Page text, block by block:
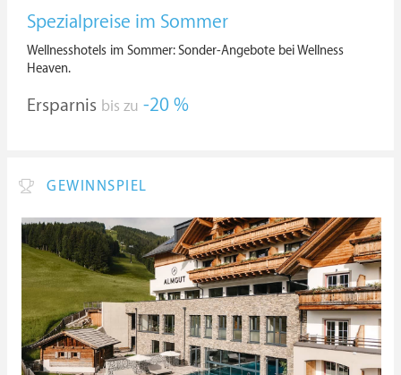
Spezialpreise im Sommer
Wellnesshotels im Sommer: Sonder-Angebote bei Wellness
Heaven.
Ersparnis bis zu -20 %
GEWINNSPIEL